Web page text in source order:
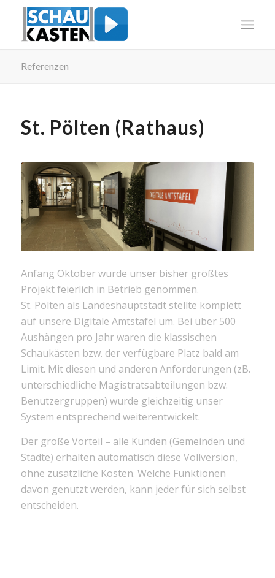
Referenzen
St. Pölten (Rathaus)
Anfang Oktober wurde unser bisher größtes
Projekt feierlich in Betrieb genommen.
St. Pölten als Landeshauptstadt stellte komplett
auf unsere Digitale Amtstafel um. Bei über 500
Aushängen pro Jahr waren die klassischen
Schaukästen bzw. der verfügbare Platz bald am
Limit. Mit diesen und anderen Anforderungen (zB.
unterschiedliche Magistratsabteilungen bzw.
Benutzergruppen) wurde gleichzeitig unser
System entsprechend weiterentwickelt.
Der große Vorteil – alle Kunden (Gemeinden und
Städte) erhalten automatisch diese Vollversion,
ohne zusätzliche Kosten. Welche Funktionen
davon genutzt werden, kann jeder für sich selbst
entscheiden.